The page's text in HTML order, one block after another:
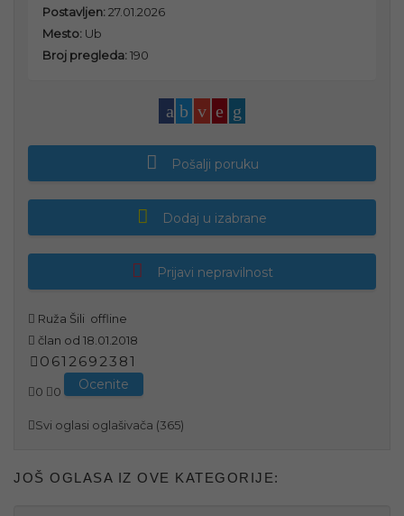
Postavljen:27.01.2026
Mesto: Ub
Broj pregleda:190
Pošalji poruku
Dodaj u izabrane
Prijavi nepravilnost
Ruža Šili offline
član od 18.01.2018
0 61 2 69 23 81
0 0 Ocenite
Svi oglasi oglašivača (365)
JOŠ OGLASA IZ OVE KATEGORIJE: